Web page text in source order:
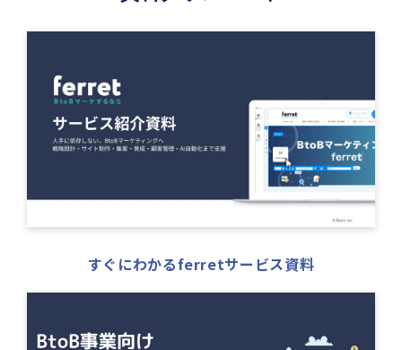
すぐにわかるferretサービス資料